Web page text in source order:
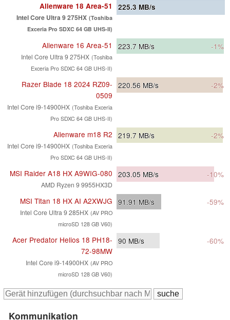
Alienware 18 Area-51
Intel Core Ultra 9 275HX (Toshiba
Exceria Pro SDXC 64 GB UHS-II)
225.3 MB/s
Alienware 16 Area-51
Intel Core Ultra 9 275HX (Toshiba
Exceria Pro SDXC 64 GB UHS-II)
223.7 MB/s -1%
Razer Blade 18 2024 RZ09-
0509
Intel Core i9-14900HX (Toshiba Exceria
Pro SDXC 64 GB UHS-II)
220.56 MB/s -2%
Alienware m18 R2
Intel Core i9-14900HX (Toshiba Exceria
Pro SDXC 64 GB UHS-II)
219.7 MB/s -2%
MSI Raider A18 HX A9WIG-080
AMD Ryzen 9 9955HX3D
203.05 MB/s -10%
MSI Titan 18 HX AI A2XWJG
Intel Core Ultra 9 285HX (AV PRO
microSD 128 GB V60)
91.91 MB/s -59%
Acer Predator Helios 18 PH18-
72-98MW
Intel Core i9-14900HX (AV PRO
microSD 128 GB V60)
90 MB/s -60%
Kommunikation